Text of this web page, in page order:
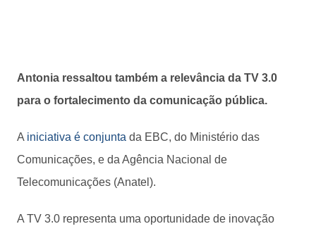
Antonia ressaltou também a relevância da TV 3.0
para o fortalecimento da comunicação pública.
A iniciativa é conjunta da EBC, do Ministério das
Comunicações, e da Agência Nacional de
Telecomunicações (Anatel).
A TV 3.0 representa uma oportunidade de inovação